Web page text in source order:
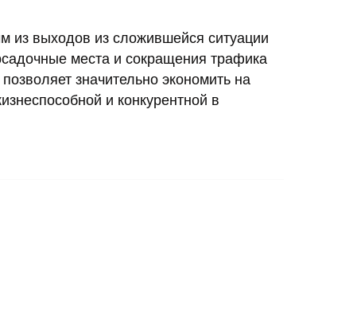
из выходов из сложившейся ситуации
места и сокращения трафика
значительно экономить на
и конкурентной в